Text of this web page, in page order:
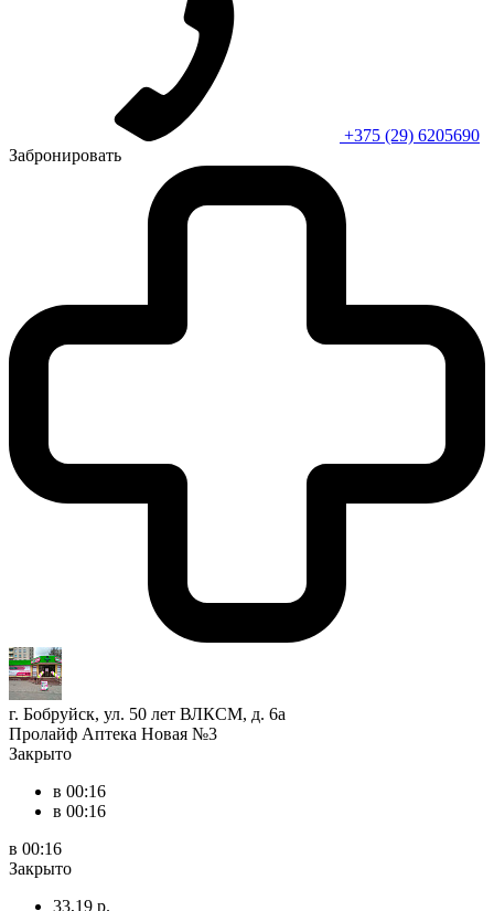
+375 (29) 6205690
Забронировать
г. Бобруйск, ул. 50 лет ВЛКСМ, д. 6а
Пролайф Аптека Новая №3
Закрыто
в 00:16
в 00:16
в 00:16
Закрыто
33,19 р.